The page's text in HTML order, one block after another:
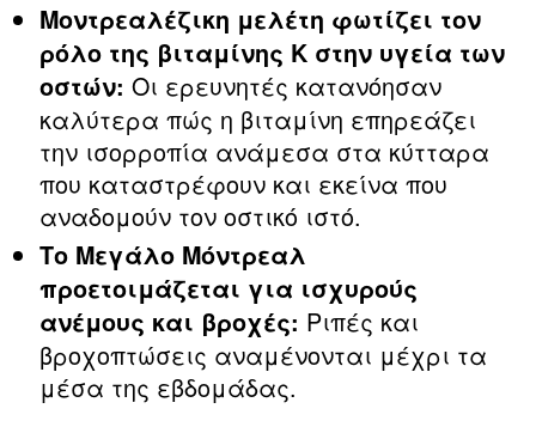
Μοντρεαλέζικη μελέτη φωτίζει τον
ρόλο της βιταμίνης Κ στην υγεία των
οστών: Οι ερευνητές κατανόησαν
καλύτερα πώς η βιταμίνη επηρεάζει
την ισορροπία ανάμεσα στα κύτταρα
που καταστρέφουν και εκείνα που
αναδομούν τον οστικό ιστό.
Το Μεγάλο Μόντρεαλ
προετοιμάζεται για ισχυρούς
ανέμους και βροχές: Ριπές και
βροχοπτώσεις αναμένονται μέχρι τα
μέσα της εβδομάδας.